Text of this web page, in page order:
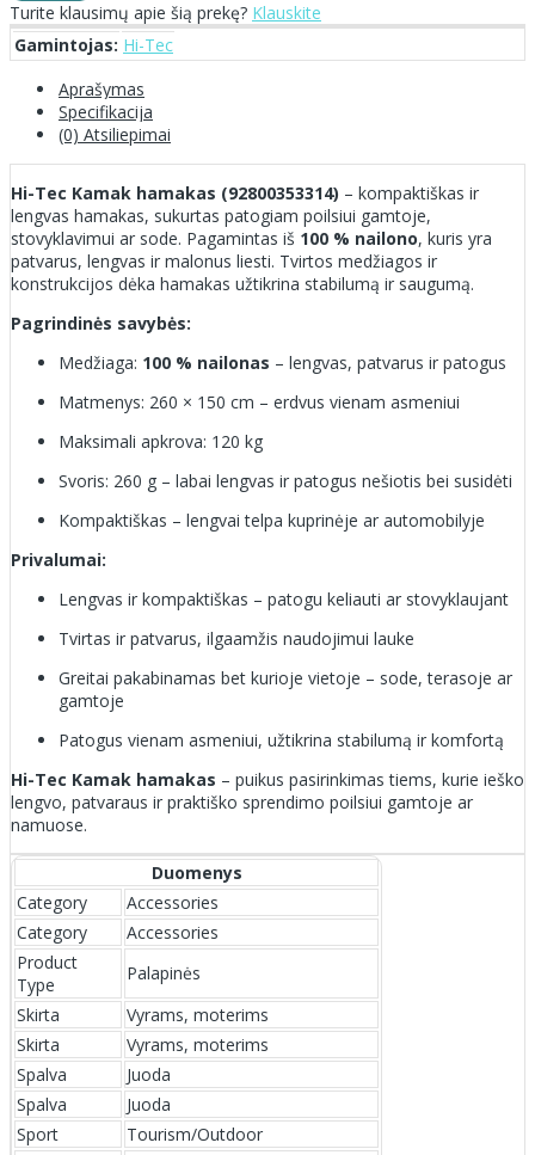
Turite klausimų apie šią prekę? Klauskite
Gamintojas: Hi-Tec
Aprašymas
Specifikacija
(0) Atsiliepimai
Hi-Tec Kamak hamakas (92800353314) – kompaktiškas ir
lengvas hamakas, sukurtas patogiam poilsiui gamtoje,
stovyklavimui ar sode. Pagamintas iš 100 % nailono, kuris yra
patvarus, lengvas ir malonus liesti. Tvirtos medžiagos ir
konstrukcijos dėka hamakas užtikrina stabilumą ir saugumą.
Pagrindinės savybės:
Medžiaga: 100 % nailonas – lengvas, patvarus ir patogus
Matmenys: 260 × 150 cm – erdvus vienam asmeniui
Maksimali apkrova: 120 kg
Svoris: 260 g – labai lengvas ir patogus nešiotis bei susidėti
Kompaktiškas – lengvai telpa kuprinėje ar automobilyje
Privalumai:
Lengvas ir kompaktiškas – patogu keliauti ar stovyklaujant
Tvirtas ir patvarus, ilgaamžis naudojimui lauke
Greitai pakabinamas bet kurioje vietoje – sode, terasoje ar
gamtoje
Patogus vienam asmeniui, užtikrina stabilumą ir komfortą
Hi-Tec Kamak hamakas – puikus pasirinkimas tiems, kurie ieško
lengvo, patvaraus ir praktiško sprendimo poilsiui gamtoje ar
namuose.
Duomenys
Category
Accessories
Category
Accessories
Product
Type
Palapinės
Skirta
Vyrams, moterims
Skirta
Vyrams, moterims
Spalva
Juoda
Spalva
Juoda
Sport
Tourism/Outdoor